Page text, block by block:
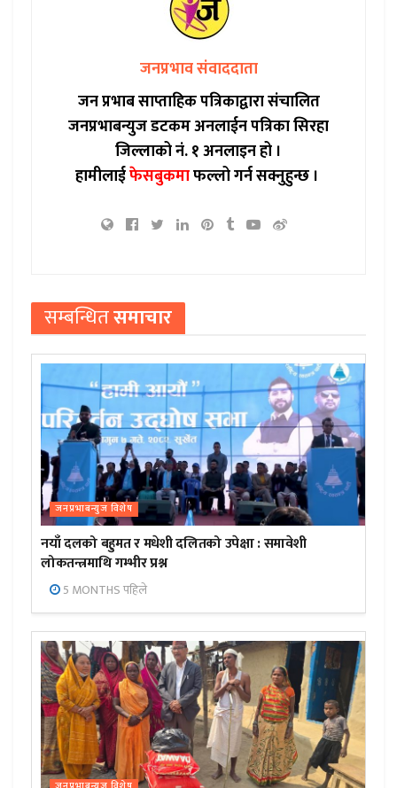
जनप्रभाव संवाददाता
जन प्रभाब साप्ताहिक पत्रिकाद्वारा संचालित
जनप्रभाबन्युज डटकम अनलाईन पत्रिका सिरहा
जिल्लाको नं. १ अनलाइन हो ।
हामीलाईफेसबुकमाफल्लो गर्न सक्नुहुन्छ ।
सम्बन्धितसमाचार
जनप्रभाबन्युज विशेष
नयाँ दलको बहुमत र मधेशी दलितको उपेक्षा : समावेशी
लोकतन्त्रमाथि गम्भीर प्रश्न
5 MONTHS पहिले